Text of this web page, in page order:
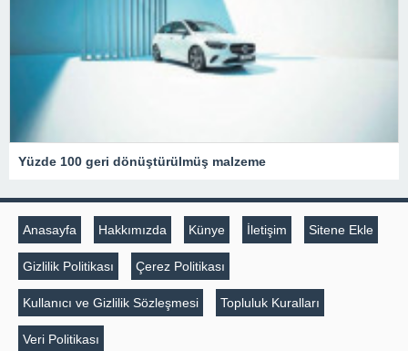
Yüzde 100 geri dönüştürülmüş malzeme
Anasayfa Hakkımızda Künye İletişim Sitene Ekle
Gizlilik Politikası Çerez Politikası
Kullanıcı ve Gizlilik Sözleşmesi Topluluk Kuralları
Veri Politikası